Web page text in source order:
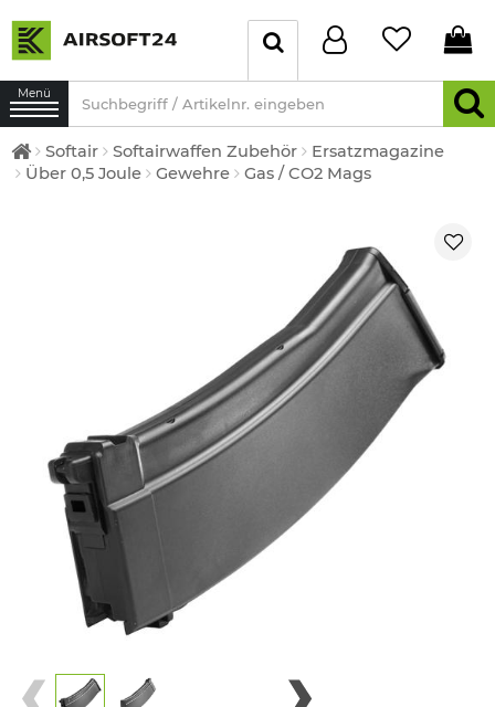
Menü
Softair Softairwaffen Zubehör
Ersatzmagazine
Über 0,5 Joule
Gewehre Gas / CO2 Mags